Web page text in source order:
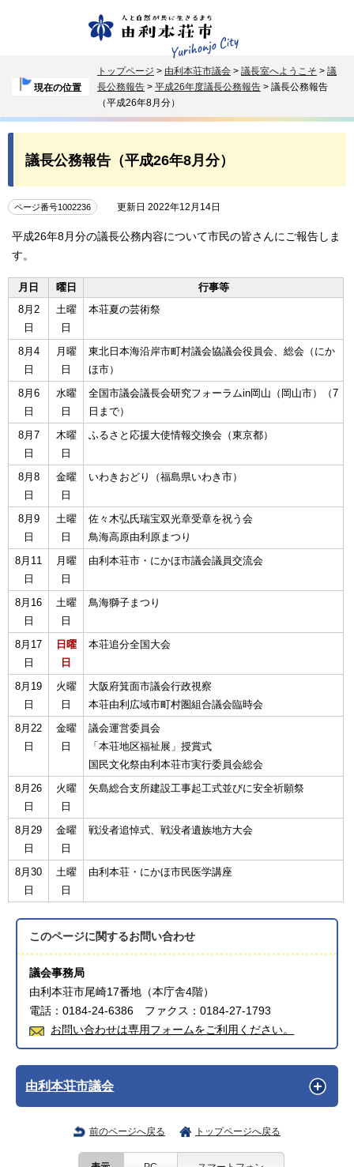
現在の位置
トップページ > 由利本荘市議会 > 議長室へようこそ > 議
長公務報告 > 平成26年度議長公務報告 > 議長公務報告
（平成26年8月分）
議長公務報告（平成26年8月分）
ページ番号1002236 更新日 2022年12月14日
平成26年8月分の議長公務内容について市民の皆さんにご報告しま
す。
月日 曜日
行事等
8月2
日
土曜
日
本荘夏の芸術祭
8月4
日
月曜
日
東北日本海沿岸市町村議会協議会役員会、総会（にか
ほ市）
8月6
日
水曜
日
全国市議会議長会研究フォーラムin岡山（岡山市）（7
日まで）
8月7
日
木曜
日
ふるさと応援大使情報交換会（東京都）
8月8
日
金曜
日
いわきおどり（福島県いわき市）
8月9
日
土曜
日
佐々木弘氏瑞宝双光章受章を祝う会
鳥海高原由利原まつり
8月11
日
月曜
日
由利本荘市・にかほ市議会議員交流会
8月16
日
土曜
日
鳥海獅子まつり
8月17
日
日曜
日
本荘追分全国大会
8月19
日
火曜
日
大阪府箕面市議会行政視察
本荘由利広域市町村圏組合議会臨時会
8月22
日
金曜
日
議会運営委員会
「本荘地区福祉展」授賞式
国民文化祭由利本荘市実行委員会総会
8月26
日
火曜
日
矢島総合支所建設工事起工式並びに安全祈願祭
8月29
日
金曜
日
戦没者追悼式、戦没者遺族地方大会
8月30
日
土曜
日
由利本荘・にかほ市民医学講座
このページに関するお問い合わせ
議会事務局
由利本荘市尾崎17番地（本庁舎4階）
電話：0184-24-6386 ファクス：0184-27-1793
お問い合わせは専用フォームをご利用ください。
由利本荘市議会
前のページへ戻る トップページへ戻る